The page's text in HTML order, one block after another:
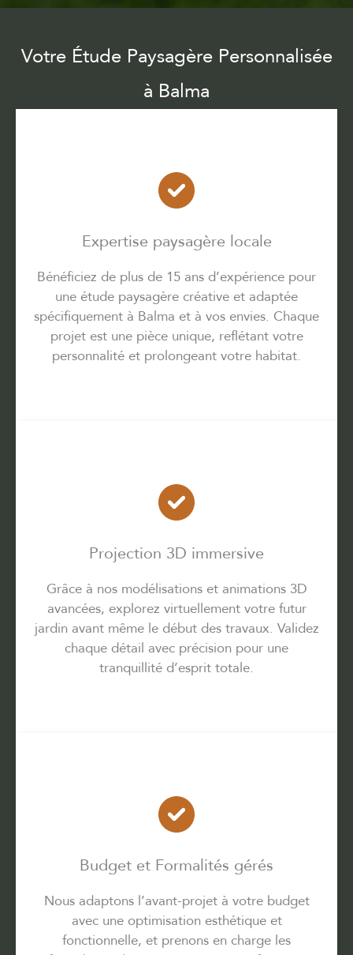
Votre Étude Paysagère Personnalisée
à Balma
Expertise paysagère locale
Bénéficiez de plus de 15 ans d’expérience pour
une étude paysagère créative et adaptée
spécifiquement à Balma et à vos envies. Chaque
projet est une pièce unique, reflétant votre
personnalité et prolongeant votre habitat.
Projection 3D immersive
Grâce à nos modélisations et animations 3D
avancées, explorez virtuellement votre futur
jardin avant même le début des travaux. Validez
chaque détail avec précision pour une
tranquillité d’esprit totale.
Budget et Formalités gérés
Nous adaptons l’avant-projet à votre budget
avec une optimisation esthétique et
fonctionnelle, et prenons en charge les